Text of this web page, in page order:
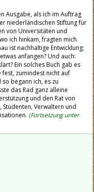
Ausgabe, als ich im Auftrag
niederländischen Stiftung für
von Universitäten und
ich hinkam, fragten mich
ist nachhaltige Entwicklung;
anfangen? Und auch:
Ein solches Buch gab es
fest, zumindest nicht auf
begann ich, es zu
das Rad ganz alleine
und den Rat von
Verwaltern und
(Fortsetzung unter